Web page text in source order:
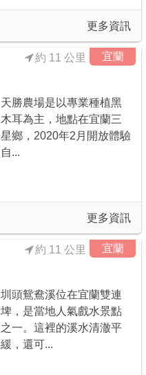
更多資訊
宜蘭
約 11 公里
天勝農場是以專業種植黑
木耳為主，地點在宜蘭三
星鄉，2020年2月開放體驗
自...
更多資訊
宜蘭
約 11 公里
圳頭鴛鴦溪位在宜蘭雙連
埤，是當地人氣戲水景點
之一。這裡的溪水清澈平
緩，還可...